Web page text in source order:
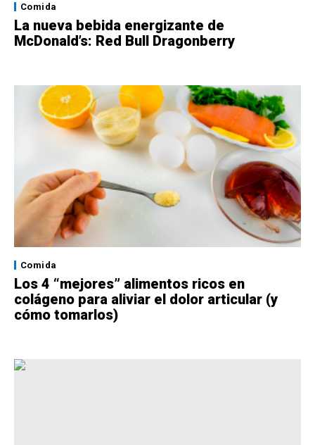
Comida
La nueva bebida energizante de
McDonald’s: Red Bull Dragonberry
Comida
Los 4 “mejores” alimentos ricos en
colágeno para aliviar el dolor articular (y
cómo tomarlos)